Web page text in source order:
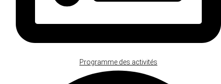
Programme des activités